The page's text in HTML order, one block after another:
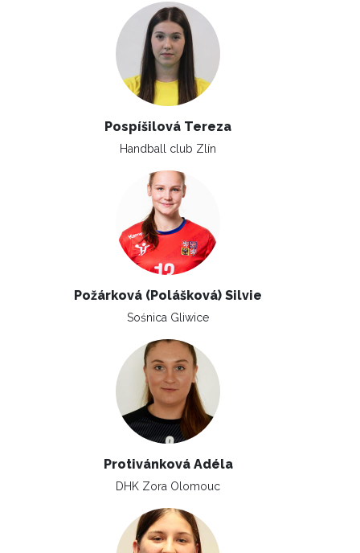
Pospíšilová Tereza
Handball club Zlín
Požárková (Polášková) Silvie
Sośnica Gliwice
Protivánková Adéla
DHK Zora Olomouc